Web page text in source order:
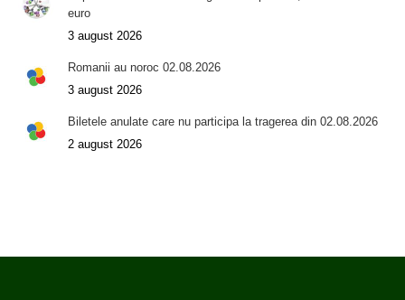
euro
3 august 2026
Romanii au noroc 02.08.2026
3 august 2026
Biletele anulate care nu participa la tragerea din 02.08.2026
2 august 2026